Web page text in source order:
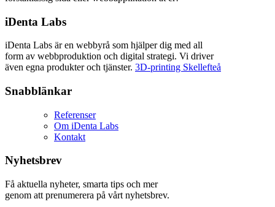
iDenta Labs
iDenta Labs är en webbyrå som hjälper dig med all
form av webbproduktion och digital strategi. Vi driver
även egna produkter och tjänster. 3D-printing Skellefteå
Snabblänkar
Referenser
Om iDenta Labs
Kontakt
Nyhetsbrev
Få aktuella nyheter, smarta tips och mer
genom att prenumerera på vårt nyhetsbrev.